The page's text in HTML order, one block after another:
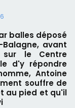
balles déposé
avant
le Centre
d'y répondre
Antoine
souffre de
au pied et qu'il